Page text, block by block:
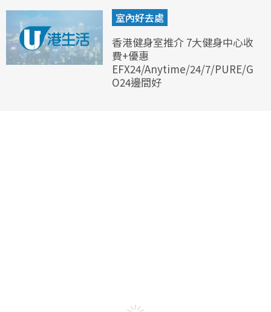
室內好去處
香港健身室推介 7大健身中心收
費+優惠
EFX24/Anytime/24/7/PURE/G
O24邊間好